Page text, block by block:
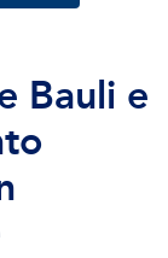
Bauli e